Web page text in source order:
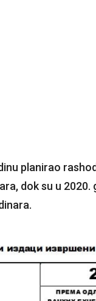
planirao
dok su u